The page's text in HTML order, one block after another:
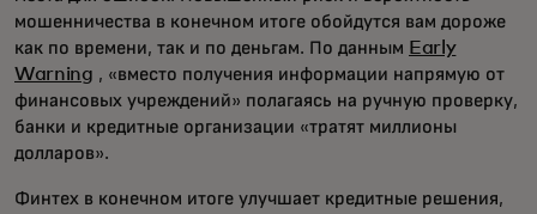
мошенничества в конечном итоге обойдутся вам дороже
как по времени, так и по деньгам. По данным Early
Warning , «вместо получения информации напрямую от
финансовых учреждений» полагаясь на ручную проверку,
банки и кредитные организации «тратят миллионы
долларов».
Финтех в конечном итоге улучшает кредитные решения,